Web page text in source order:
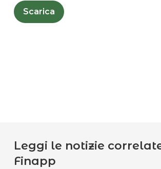
Scarica
Leggi le notizie
Finapp